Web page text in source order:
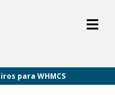
M
e
para WHMCS